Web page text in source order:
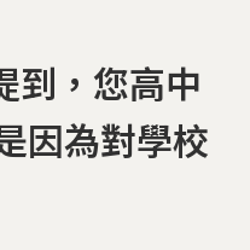
到，您高中
因為對學校